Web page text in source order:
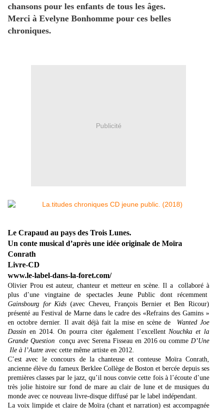
chansons pour les enfants de tous les âges.
Merci à Evelyne Bonhomme pour ces belles
chroniques.
Publicité
Le Crapaud au pays des Trois Lunes.
Un conte musical d’après une idée originale de Moïra
Conrath
Livre-CD
www.le-label-dans-la-foret.com/
Olivier Prou est auteur, chanteur et metteur en scène. Il a collaboré à
plus d’une vingtaine de spectacles Jeune Public dont récemment
Gainsbourg for Kids (avec Cheveu, François Bernier et Ben Ricour)
présenté au Festival de Marne dans le cadre des «Refrains des Gamins »
en octobre dernier. Il avait déjà fait la mise en scène de Wanted Joe
Dassin en 2014. On pourra citer également l’excellentNouchka et la
Grande Question conçu avec Serena Fisseau en 2016 ou commeD’Une
Ile à l’Autre avec cette même artiste en 2012.
C’est avec le concours de la chanteuse et conteuse Moïra Conrath,
ancienne élève du fameux Berklee Collège de Boston et bercée depuis ses
premières classes par le jazz, qu’il nous convie cette fois à l’écoute d’une
très jolie histoire sur fond de mare au clair de lune et de musiques du
monde avec ce nouveau livre-disque diffusé par le label indépendant.
La voix limpide et claire de Moïra (chant et narration) est accompagnée